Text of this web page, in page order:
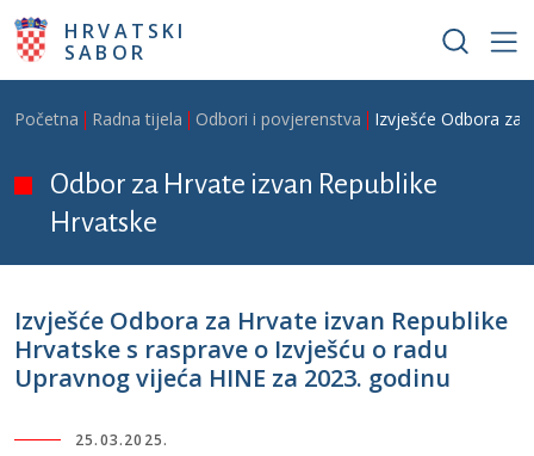
Skoči na glavni sadržaj
HRVATSKI
SABOR
Breadcrumb
Početna Radna tijela Odbori i povjerenstva Izvješće Odbora za
Odbor za Hrvate izvan Republike
Hrvatske
Izvješće Odbora za Hrvate izvan Republike
Hrvatske s rasprave o Izvješću o radu
Upravnog vijeća HINE za 2023. godinu
25.03.2025.